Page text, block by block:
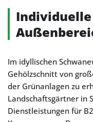
Im idyllischen
Gehölzschnitt von
der Grünanlagen zu
Landschaftsgärtner in
Dienstleistungen für